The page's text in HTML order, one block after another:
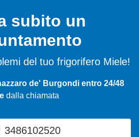
subito un
del tuo frigorifero Miele!
de' Burgondi entro 24/48
dalla chiamata
3486102520